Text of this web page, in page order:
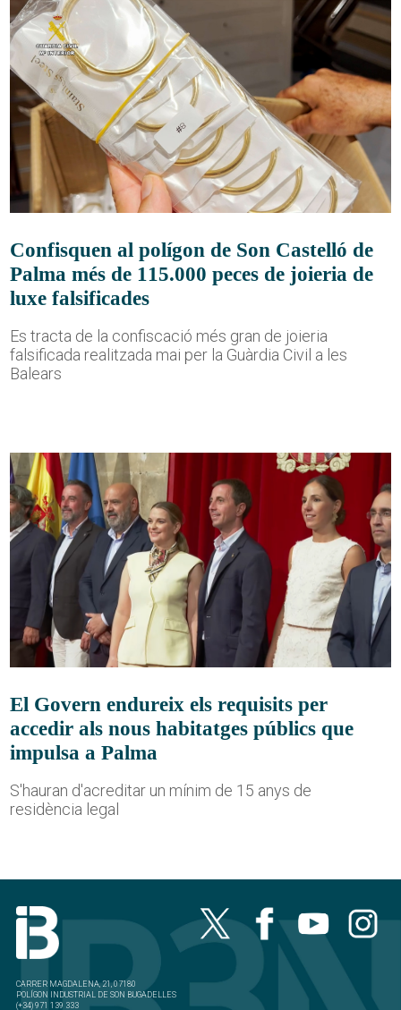
Confisquen al polígon de Son Castelló de
Palma més de 115.000 peces de joieria de
luxe falsificades
Es tracta de la confiscació més gran de joieria
falsificada realitzada mai per la Guàrdia Civil a les
Balears
El Govern endureix els requisits per
accedir als nous habitatges públics que
impulsa a Palma
S'hauran d'acreditar un mínim de 15 anys de
residència legal
CARRER MAGDALENA, 21, 07180
POLÍGON INDUSTRIAL DE SON BUGADELLES
(+34) 971 139 333